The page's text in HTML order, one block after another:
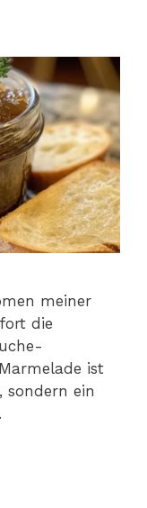
meiner
die
ist
sondern ein